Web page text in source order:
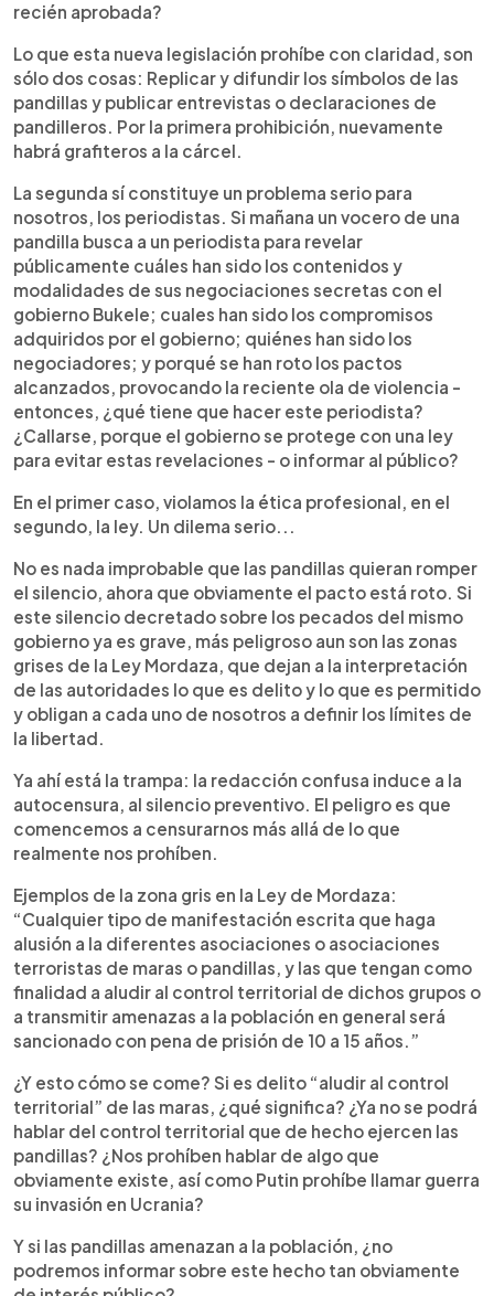
recién aprobada?
Lo que esta nueva legislación prohíbe con claridad, son
sólo dos cosas: Replicar y difundir los símbolos de las
pandillas y publicar entrevistas o declaraciones de
pandilleros. Por la primera prohibición, nuevamente
habrá grafiteros a la cárcel.
La segunda sí constituye un problema serio para
nosotros, los periodistas. Si mañana un vocero de una
pandilla busca a un periodista para revelar
públicamente cuáles han sido los contenidos y
modalidades de sus negociaciones secretas con el
gobierno Bukele; cuales han sido los compromisos
adquiridos por el gobierno; quiénes han sido los
negociadores; y porqué se han roto los pactos
alcanzados, provocando la reciente ola de violencia -
entonces, ¿qué tiene que hacer este periodista?
¿Callarse, porque el gobierno se protege con una ley
para evitar estas revelaciones - o informar al público?
En el primer caso, violamos la ética profesional, en el
segundo, la ley. Un dilema serio...
No es nada improbable que las pandillas quieran romper
el silencio, ahora que obviamente el pacto está roto. Si
este silencio decretado sobre los pecados del mismo
gobierno ya es grave, más peligroso aun son las zonas
grises de la Ley Mordaza, que dejan a la interpretación
de las autoridades lo que es delito y lo que es permitido
y obligan a cada uno de nosotros a definir los límites de
la libertad.
Ya ahí está la trampa: la redacción confusa induce a la
autocensura, al silencio preventivo. El peligro es que
comencemos a censurarnos más allá de lo que
realmente nos prohíben.
Ejemplos de la zona gris en la Ley de Mordaza:
“Cualquier tipo de manifestación escrita que haga
alusión a la diferentes asociaciones o asociaciones
terroristas de maras o pandillas, y las que tengan como
finalidad a aludir al control territorial de dichos grupos o
a transmitir amenazas a la población en general será
sancionado con pena de prisión de 10 a 15 años.”
¿Y esto cómo se come? Si es delito “aludir al control
territorial” de las maras, ¿qué significa? ¿Ya no se podrá
hablar del control territorial que de hecho ejercen las
pandillas? ¿Nos prohíben hablar de algo que
obviamente existe, así como Putin prohíbe llamar guerra
su invasión en Ucrania?
Y si las pandillas amenazan a la población, ¿no
podremos informar sobre este hecho tan obviamente